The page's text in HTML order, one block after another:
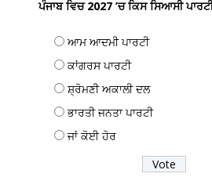
ਪੰਜਾਬ ਵਿਚ 2027 ’ਚ ਕਿਸ ਸਿਆਸੀ
ਆਮ ਆਦਮੀ ਪਾਰਟੀ
ਕਾਂਗਰਸ ਪਾਰਟੀ
ਸ਼੍ਰੋਮਣੀ ਅਕਾਲੀ ਦਲ
ਭਾਰਤੀ ਜਨਤਾ ਪਾਰਟੀ
ਜਾਂ ਕੋਈ ਹੋਰ